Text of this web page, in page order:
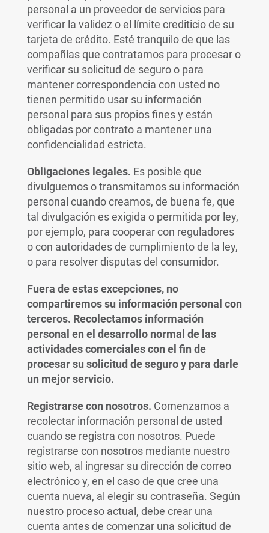
personal a un proveedor de servicios para
verificar la validez o el límite crediticio de su
tarjeta de crédito. Esté tranquilo de que las
compañías que contratamos para procesar o
verificar su solicitud de seguro o para
mantener correspondencia con usted no
tienen permitido usar su información
personal para sus propios fines y están
obligadas por contrato a mantener una
confidencialidad estricta.
Obligaciones legales. Es posible que
divulguemos o transmitamos su información
personal cuando creamos, de buena fe, que
tal divulgación es exigida o permitida por ley,
por ejemplo, para cooperar con reguladores
o con autoridades de cumplimiento de la ley,
o para resolver disputas del consumidor.
Fuera de estas excepciones, no
compartiremos su información personal con
terceros. Recolectamos información
personal en el desarrollo normal de las
actividades comerciales con el fin de
procesar su solicitud de seguro y para darle
un mejor servicio.
Registrarse con nosotros. Comenzamos a
recolectar información personal de usted
cuando se registra con nosotros. Puede
registrarse con nosotros mediante nuestro
sitio web, al ingresar su dirección de correo
electrónico y, en el caso de que cree una
cuenta nueva, al elegir su contraseña. Según
nuestro proceso actual, debe crear una
cuenta antes de comenzar una solicitud de